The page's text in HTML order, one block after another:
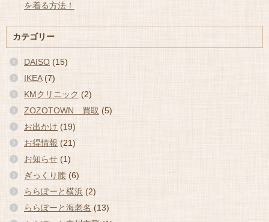
を着る方法！
カテゴリー
DAISO (15)
IKEA(7)
KMクリニック (2)
ZOZOTOWN 買取 (5)
お出かけ (19)
お得情報 (21)
お知らせ (1)
ぎっくり腰 (6)
ららぽーと横浜 (2)
ららぽーと海老名 (13)